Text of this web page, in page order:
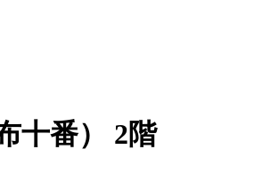
十番） 2階